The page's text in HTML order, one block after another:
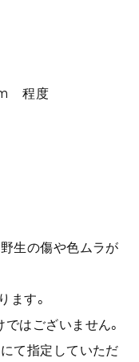
程度
生の傷や色ムラが
ます。
はございません。
て指定していただ